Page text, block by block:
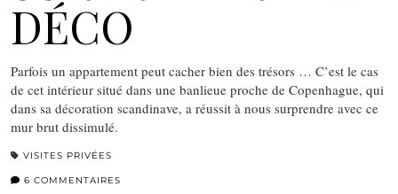
DÉCO
Parfois un appartement peut cacher bien des trésors … C’est le cas
de cet intérieur situé dans une banlieue proche de Copenhague, qui
dans sa décoration scandinave, a réussit à nous surprendre avec ce
mur brut dissimulé.
VISITES PRIVÉES
6 COMMENTAIRES